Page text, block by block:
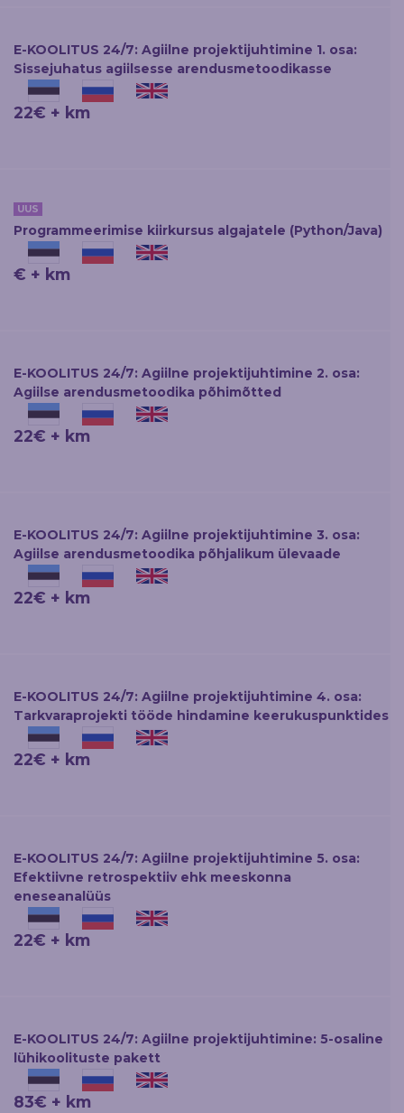
E-KOOLITUS 24/7: Agiilne projektijuhtimine 1. osa:
Sissejuhatus agiilsesse arendusmetoodikasse
22€ + km
UUS
Programmeerimise kiirkursus algajatele (Python/Java)
€ + km
E-KOOLITUS 24/7: Agiilne projektijuhtimine 2. osa:
Agiilse arendusmetoodika põhimõtted
22€ + km
E-KOOLITUS 24/7: Agiilne projektijuhtimine 3. osa:
Agiilse arendusmetoodika põhjalikum ülevaade
22€ + km
E-KOOLITUS 24/7: Agiilne projektijuhtimine 4. osa:
Tarkvaraprojekti tööde hindamine keerukuspunktides
22€ + km
E-KOOLITUS 24/7: Agiilne projektijuhtimine 5. osa:
Efektiivne retrospektiiv ehk meeskonna
eneseanalüüs
22€ + km
E-KOOLITUS 24/7: Agiilne projektijuhtimine: 5-osaline
lühikoolituste pakett
83€ + km